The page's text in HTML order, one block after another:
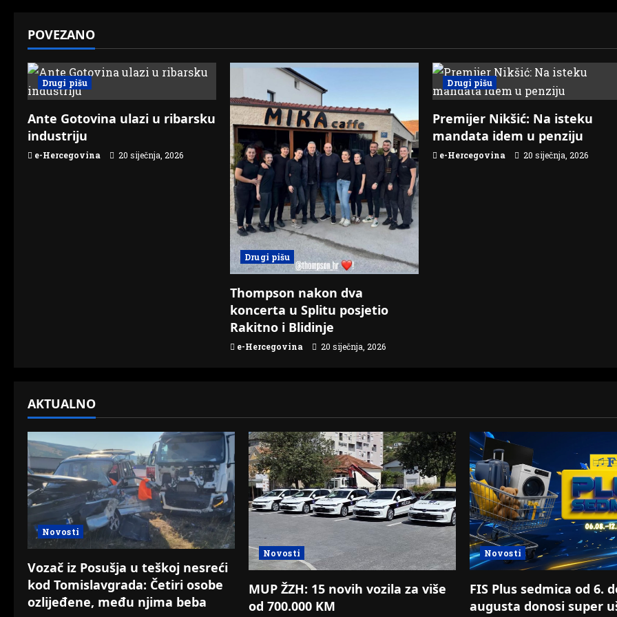
n
a
v
i
g
POVEZANO
Drugi pišu
Ante Gotovina ulazi u ribarsku
industriju
e-Hercegovina 20 siječnja, 2026
Drugi pišu
Thompson nakon dva
koncerta u Splitu posjetio
Rakitno i Blidinje
e-Hercegovina 20 siječnja, 2026
Drugi pišu
Premijer Nikšić: Na isteku
mandata idem u penziju
e-Hercegovina 20 siječnja, 2026
AKTUALNO
Novosti
Vozač iz Posušja u teškoj nesreći
kod Tomislavgrada: Četiri osobe
ozlijeđene, među njima beba
Novosti
MUP ŽZH: 15 novih vozila za više
od 700.000 KM
Novosti
FIS Plus sedmica od 6.
augusta donosi super